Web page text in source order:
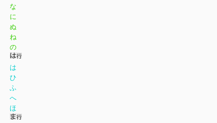
な
に
ぬ
ね
の
は
ひ
ふ
へ
ほ